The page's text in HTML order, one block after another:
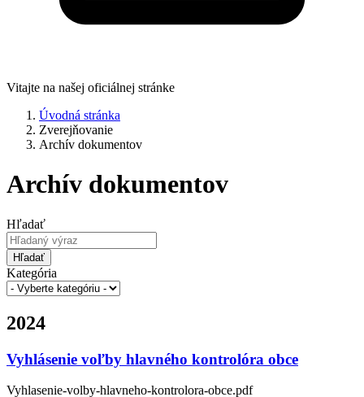
Vitajte na našej oficiálnej stránke
Úvodná stránka
Zverejňovanie
Archív dokumentov
Archív dokumentov
Hľadať
Hľadať
Kategória
2024
Vyhlásenie voľby hlavného kontrolóra obce
Vyhlasenie-volby-hlavneho-kontrolora-obce.pdf